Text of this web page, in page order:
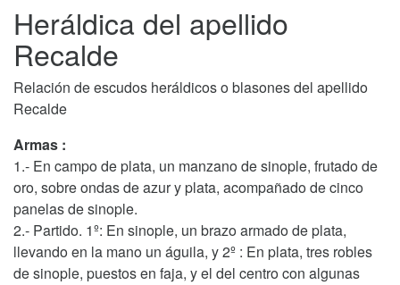
Heráldica del apellido
Recalde
Relación de escudos heráldicos o blasones del apellido
Recalde
Armas :
1.- En campo de plata, un manzano de sinople, frutado de
oro, sobre ondas de azur y plata, acompañado de cinco
panelas de sinople.
2.- Partido. 1º: En sinople, un brazo armado de plata,
llevando en la mano un águila, y 2º : En plata, tres robles
de sinople, puestos en faja, y el del centro con algunas